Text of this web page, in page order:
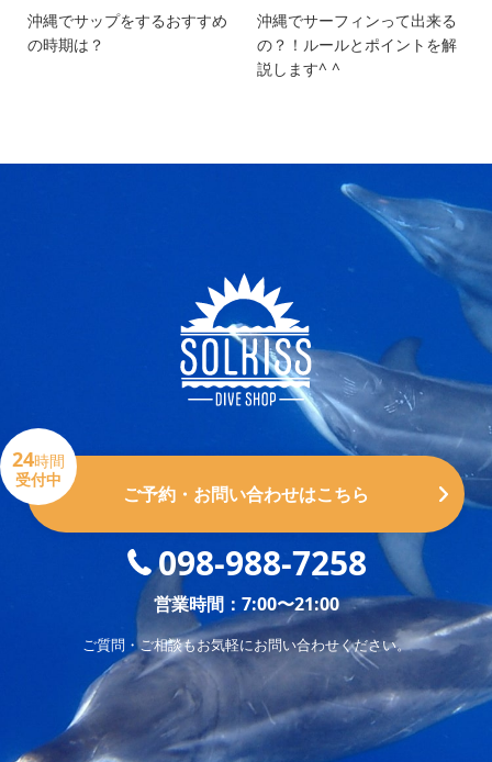
沖縄でサップをするおすすめ
の時期は？
沖縄でサーフィンって出来る
の？！ルールとポイントを解
説します^ ^
24時間
受付中
ご予約・お問い合わせはこちら
098-988-7258
営業時間：7:00〜21:00
ご質問・ご相談もお気軽にお問い合わせください。